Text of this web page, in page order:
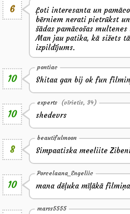
6
Ļoti interesanta un
bērniem nerati pietrūkst
šādas pamācošas
Man jau patika, kā sižets
izpildījums.
10
pontiac
Shitaa gan bij ok fun
10
experts (vīrietis, 34)
shedevrs
8
beautifulmoon
Simpaatiska meeliite
10
Porcelaana_Engeliic
mana dēļuka mīļākā
marss5555